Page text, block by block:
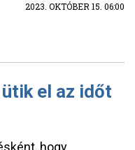
2023. OKTÓBER 15. 06:00
el az időt
hogy